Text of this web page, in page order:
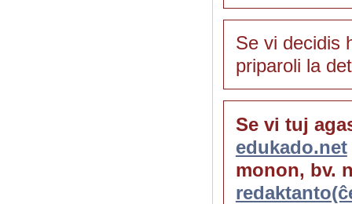
Se vi decidis
priparoli la
Se vi tuj
edukado.net
monon, bv.